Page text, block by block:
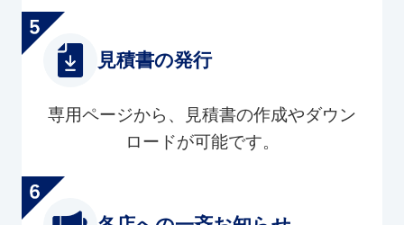
見積書の発行
専用ページから、見積書の作成やダウン
ロードが可能です。